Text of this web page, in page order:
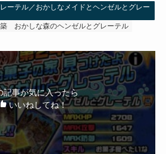
ーテル／おかしなメイドとヘンゼルとグレー
おかしな森のヘンゼルとグレーテル
記事が気に入ったら
いいねしてね！